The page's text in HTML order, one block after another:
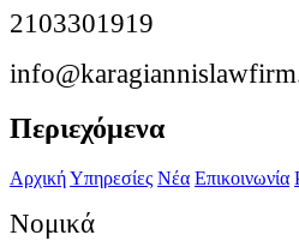
2103301919
Περιεχόμενα
ΑρχικήΥπηρεσίες Νέα Επικοινωνία
Νομικά